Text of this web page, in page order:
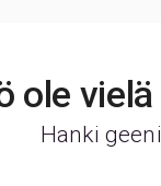
ole
Hanki